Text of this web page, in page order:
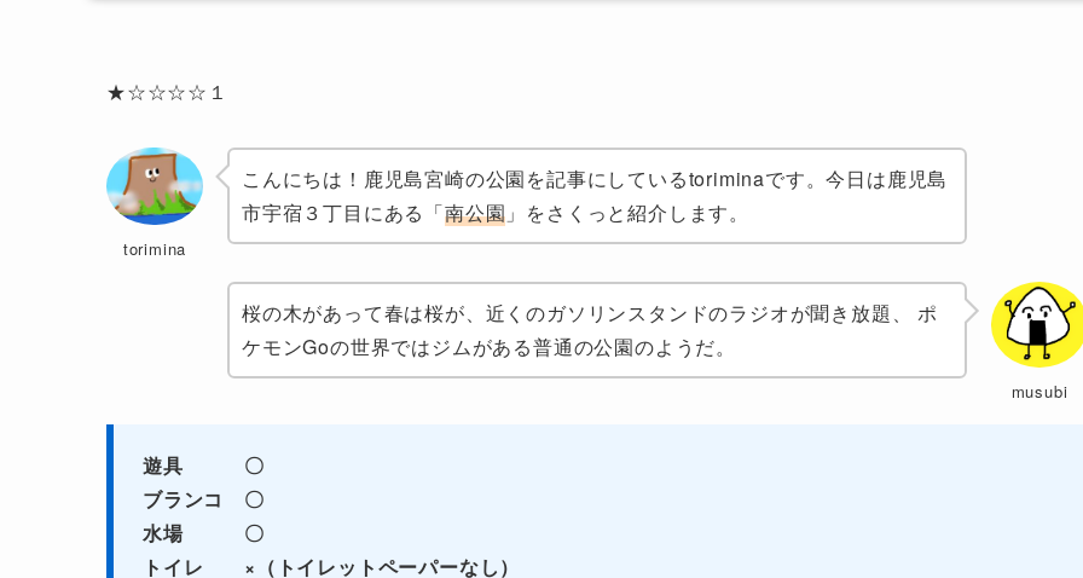
★☆☆☆☆１
torimina
こんにちは！鹿児島宮崎の公園を記事にしているtoriminaです。今日は鹿児島
市宇宿３丁目にある「南公園 」をさくっと紹介します。
musubi
桜の木があって春は桜が、近くのガソリンスタンドのラジオが聞き放題、 ポ
ケモンGoの世界ではジムがある普通の公園のようだ。
遊具 〇
ブランコ 〇
水場 〇
トイレ ×（トイレットペーパーなし）